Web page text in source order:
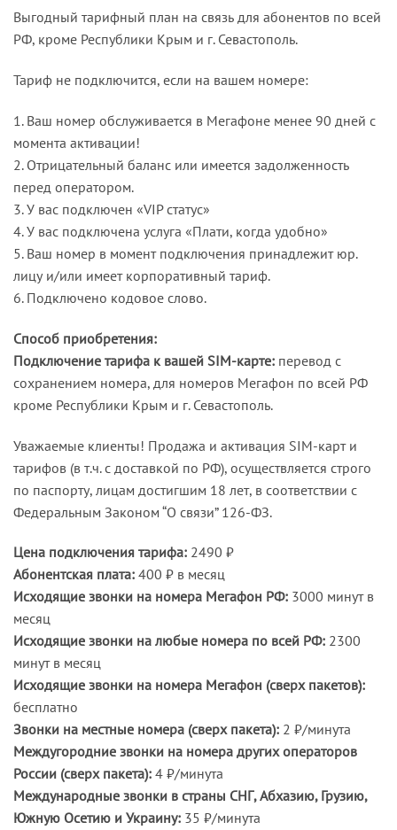
Выгодный тарифный план на связь для абонентов по всей
РФ, кроме Республики Крым и г. Севастополь.
Тариф не подключится, если на вашем номере:
1. Ваш номер обслуживается в Мегафоне менее 90 дней с
момента активации!
2. Отрицательный баланс или имеется задолженность
перед оператором.
3. У вас подключен «VIP статус»
4. У вас подключена услуга «Плати, когда удобно»
5. Ваш номер в момент подключения принадлежит юр.
лицу и/или имеет корпоративный тариф.
6. Подключено кодовое слово.
Способ приобретения:
Подключение тарифа к вашей SIM-карте: перевод с
сохранением номера, для номеров Мегафон по всей РФ
кроме Республики Крым и г. Севастополь.
Уважаемые клиенты! Продажа и активация SIM-карт и
тарифов (в т.ч. с доставкой по РФ), осуществляется строго
по паспорту, лицам достигшим 18 лет, в соответствии с
Федеральным Законом “О связи” 126-ФЗ.
Цена подключения тарифа: 2490 ₽
Абонентская плата: 400 ₽ в месяц
Исходящие звонки на номера Мегафон РФ: 3000 минут в
месяц
Исходящие звонки на любые номера по всей РФ: 2300
минут в месяц
Исходящие звонки на номера Мегафон (сверх пакетов):
бесплатно
Звонки на местные номера (сверх пакета): 2 ₽/минута
Междугородние звонки на номера других операторов
России (сверх пакета): 4 ₽/минута
Международные звонки в страны СНГ, Абхазию, Грузию,
Южную Осетию и Украину: 35 ₽/минута